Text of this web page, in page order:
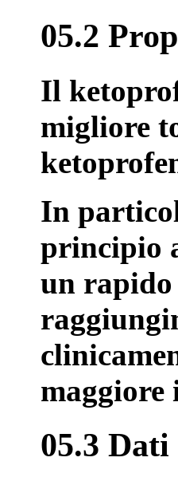
05.2
Il
migliore
In
principio
un rapido
maggiore
05.3